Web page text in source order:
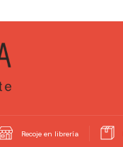
Recoje en librería